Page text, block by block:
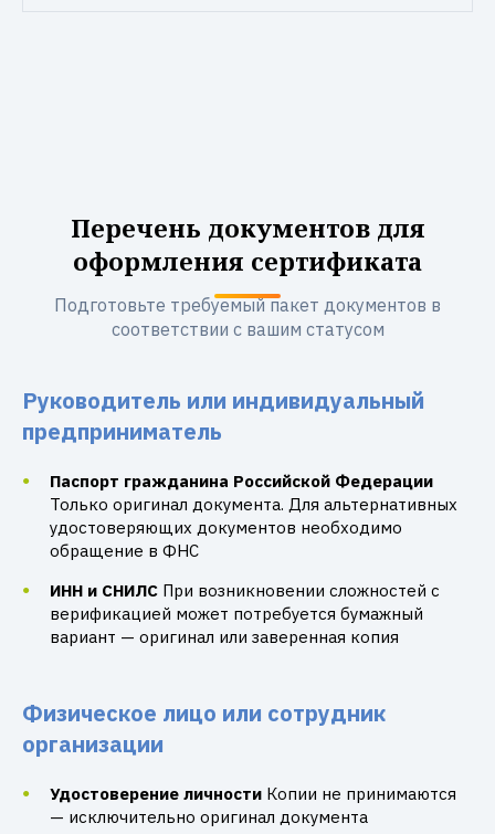
Перечень документов для
оформления сертификата
Подготовьте требуемый пакет документов в
соответствии с вашим статусом
Руководитель или индивидуальный
предприниматель
Паспорт гражданина Российской Федерации
Только оригинал документа. Для альтернативных
удостоверяющих документов необходимо
обращение в ФНС
ИНН и СНИЛС При возникновении сложностей с
верификацией может потребуется бумажный
вариант — оригинал или заверенная копия
Физическое лицо или сотрудник
организации
Удостоверение личности Копии не принимаются
— исключительно оригинал документа